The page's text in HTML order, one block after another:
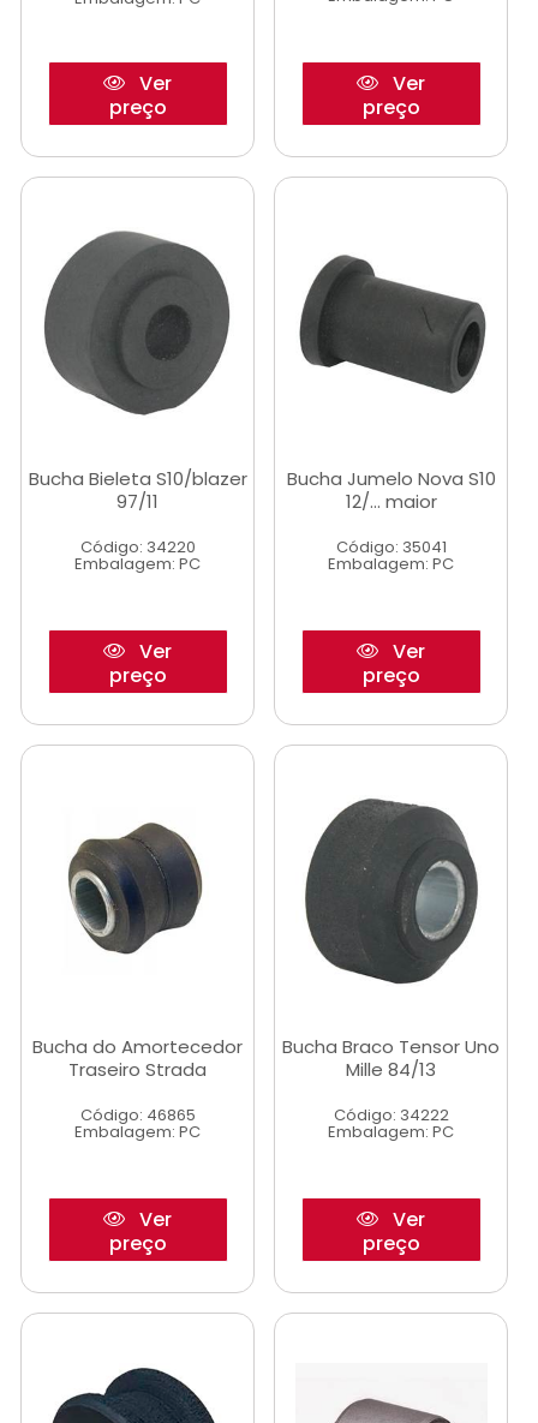
Ver
preço
Ver
preço
Bucha Bieleta S10/blazer
97/11
Código: 34220
Embalagem: PC
Ver
preço
Bucha Jumelo Nova S10
12/... maior
Código: 35041
Embalagem: PC
Ver
preço
Bucha do Amortecedor
Traseiro Strada
Código: 46865
Embalagem: PC
Ver
preço
Bucha Braco Tensor Uno
Mille 84/13
Código: 34222
Embalagem: PC
Ver
preço